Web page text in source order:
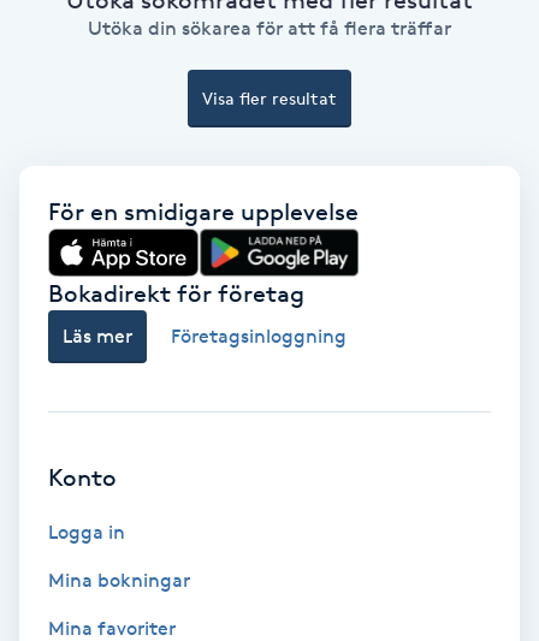
Ansiktsbehandling djuprengörande
Bambumassage
Barber
Blowout
Bottenfärg
Utöka din sökarea för att få flera träffar
Visa fler resultat
För en smidigare upplevelse
Bokadirekt för företag
Läs mer Företagsinloggning
Konto
Logga in
Mina bokningar
Mina favoriter